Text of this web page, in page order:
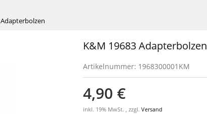
K&M 19683 Adapterbolzen
Artikelnummer: 1968300001KM
4,90 €
inkl. 19% MwSt. , zzgl.Versand